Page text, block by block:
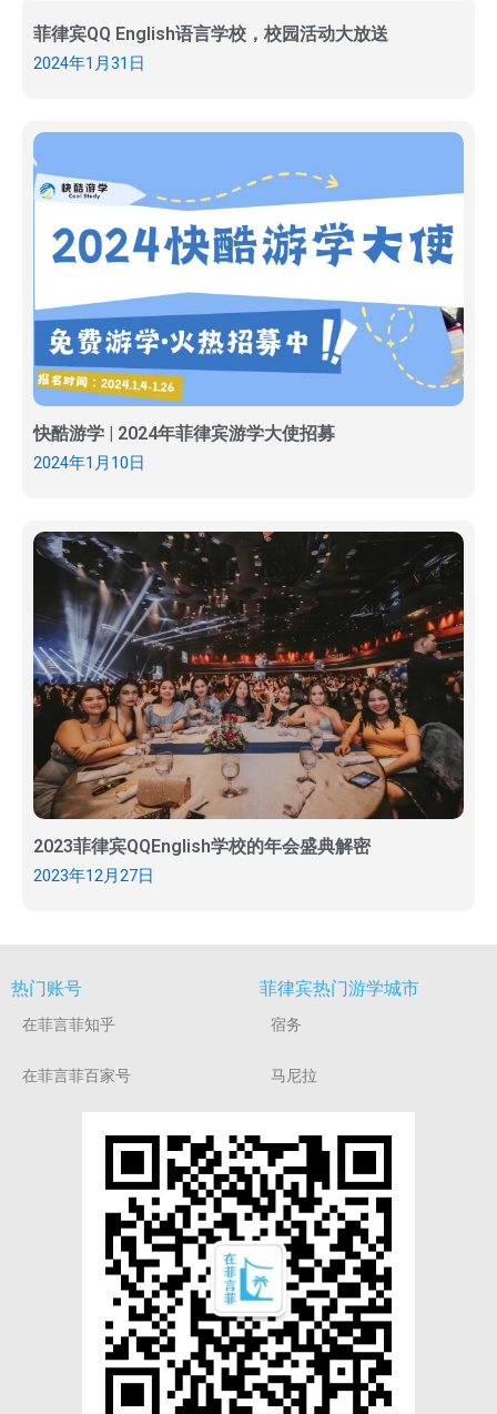
菲律宾QQ English语言学校，校园活动大放送
2024年1月31日
快酷游学 | 2024年菲律宾游学大使招募
2024年1月10日
2023菲律宾QQEnglish学校的年会盛典解密
2023年12月27日
热门账号
在菲言菲知乎
在菲言菲百家号
菲律宾热门游学城市
宿务
马尼拉